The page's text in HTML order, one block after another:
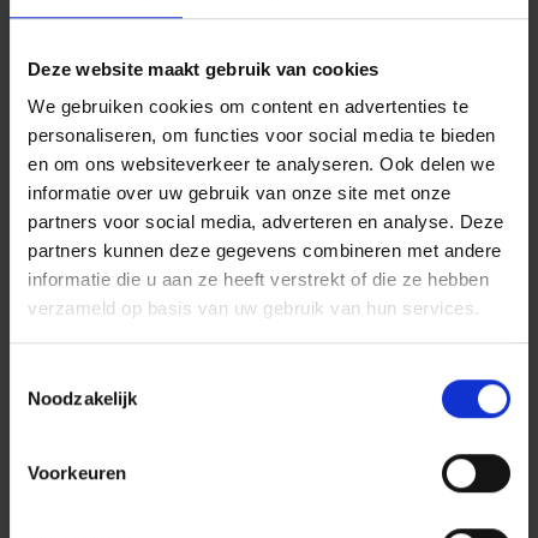
Deze website maakt gebruik van cookies
We gebruiken cookies om content en advertenties te
personaliseren, om functies voor social media te bieden
en om ons websiteverkeer te analyseren. Ook delen we
informatie over uw gebruik van onze site met onze
partners voor social media, adverteren en analyse. Deze
partners kunnen deze gegevens combineren met andere
informatie die u aan ze heeft verstrekt of die ze hebben
verzameld op basis van uw gebruik van hun services.
Noodzakelijk
Voorkeuren
Wat moet ik doen als ik gedagvaard word?
Wat moet er in mijn schadeaangifte staan?
Hoe wordt mijn dossier beheerd? Wat doet
u, als verzekeraar RB, voor mij?
Mag ik onmiddellijk mijn advocaat
contacteren?